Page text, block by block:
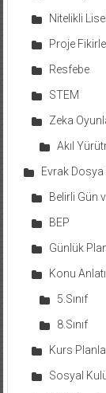
Nitelikli
Proje
Resfebe
STEM
Zeka
Akıl
Evrak
Belirli Gün
BEP
Günlük
Konu
5.Sınıf
8.Sınıf
Kurs
Sosyal